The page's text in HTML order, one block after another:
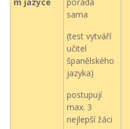
m jazyce
pořádá
sama
(test vytváří
učitel
španělského
jazyka)
postupují
max. 3
nejlepší žáci